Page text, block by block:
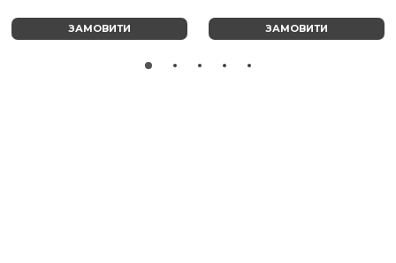
ЗАМОВИТИ ЗАМОВИТИ